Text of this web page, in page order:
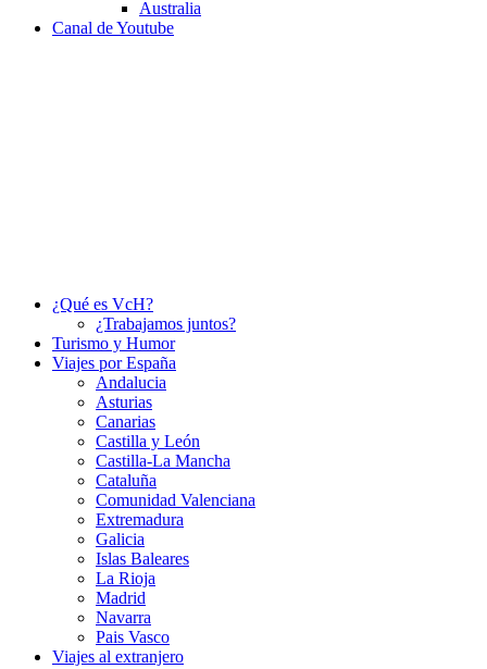
Australia
Canal de Youtube
¿Qué es VcH?
¿Trabajamos juntos?
Turismo y Humor
Viajes por España
Andalucia
Asturias
Canarias
Castilla y León
Castilla-La Mancha
Cataluña
Comunidad Valenciana
Extremadura
Galicia
Islas Baleares
La Rioja
Madrid
Navarra
Pais Vasco
Viajes al extranjero